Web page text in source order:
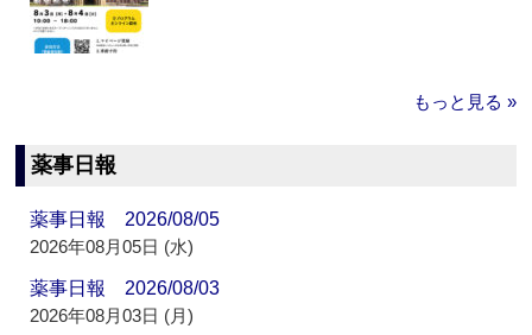
もっと見る »
薬事日報
薬事日報 2026/08/05
2026年08月05日 (水)
薬事日報 2026/08/03
2026年08月03日 (月)